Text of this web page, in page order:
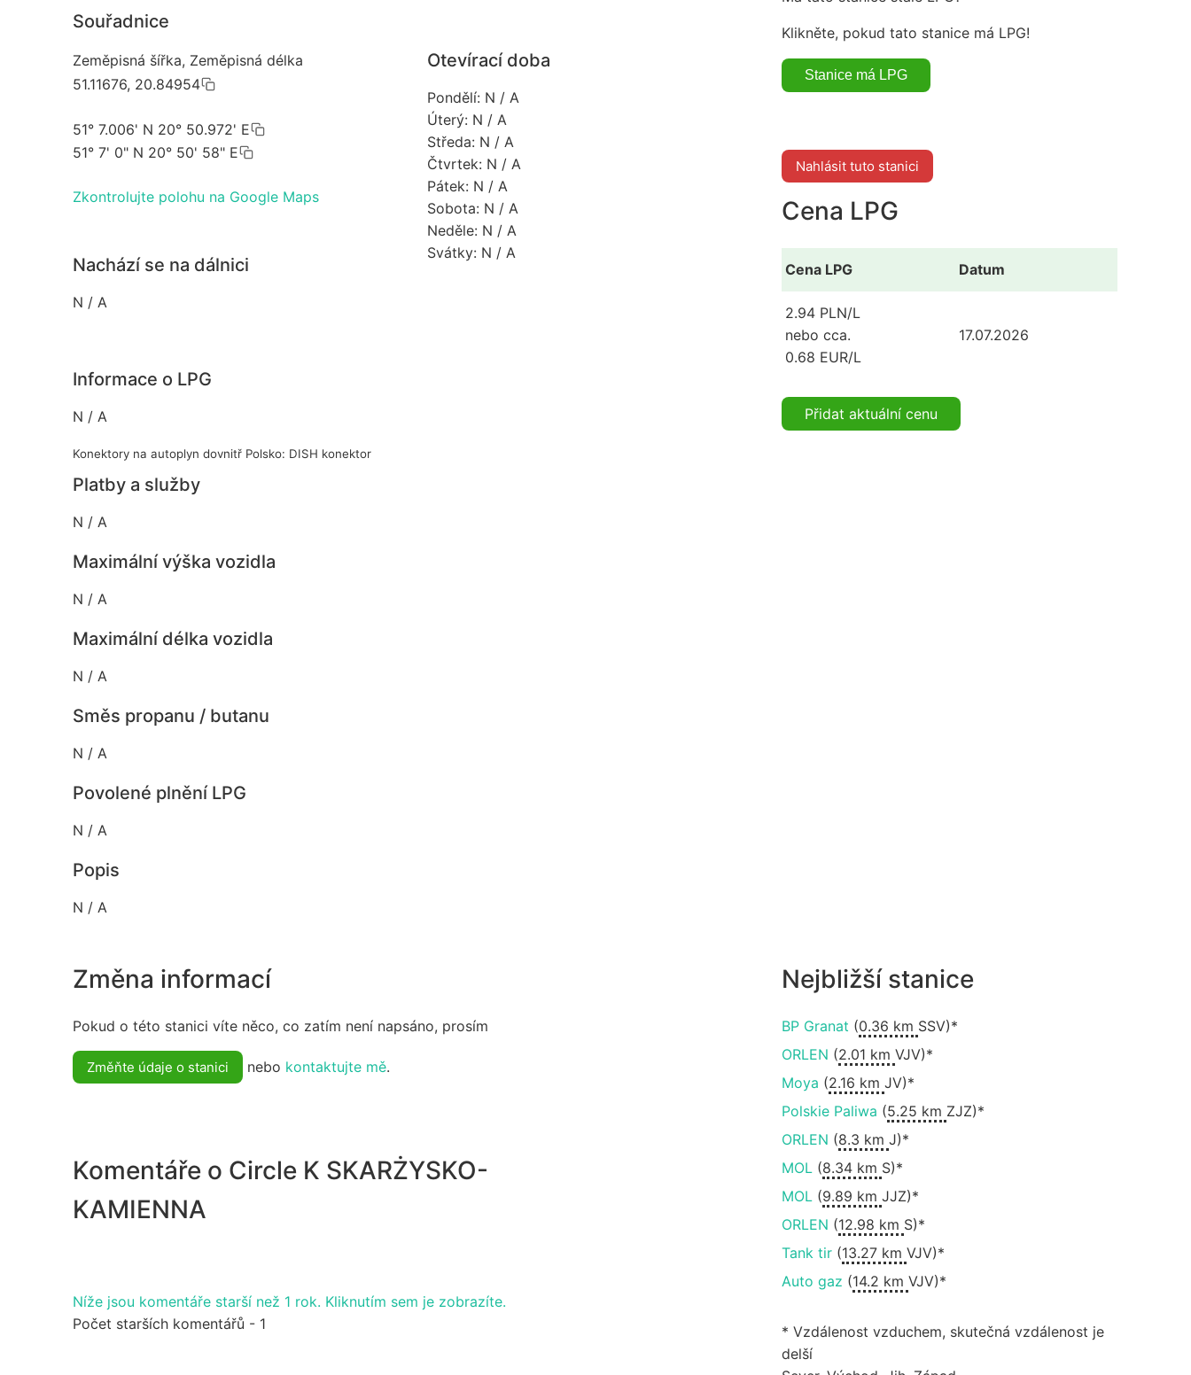
Souřadnice
Zeměpisná šířka, Zeměpisná délka
51.11676, 20.84954
51° 7.006' N 20° 50.972' E
51° 7' 0" N 20° 50' 58" E
Zkontrolujte polohu na Google Maps
Nachází se na dálnici
N / A
Otevírací doba
Pondělí: N / A
Úterý: N / A
Středa: N / A
Čtvrtek: N / A
Pátek: N / A
Sobota: N / A
Neděle: N / A
Svátky: N / A
Informace o LPG
N / A
Konektory na autoplyn dovnitř Polsko: DISH konektor
Platby a služby
N / A
Maximální výška vozidla
N / A
Maximální délka vozidla
N / A
Směs propanu / butanu
N / A
Povolené plnění LPG
N / A
Popis
N / A
Klikněte, pokud tato stanice má LPG!
Nahlásit tuto stanici
Cena LPG
Cena LPG Datum
2.94 PLN/L
nebo cca.
0.68 EUR/L
17.07.2026
Přidat aktuální cenu
Změna informací
Pokud o této stanici víte něco, co zatím není napsáno, prosím
Změňte údaje o stanici nebo kontaktujte mě.
Komentáře o Circle K SKARŻYSKO-
KAMIENNA
Níže jsou komentáře starší než 1 rok. Kliknutím sem je zobrazíte.
Počet starších komentářů - 1
Nejbližší stanice
BP Granat (0.36 km SSV)*
ORLEN (2.01 km VJV)*
Moya (2.16 km JV)*
Polskie Paliwa (5.25 km ZJZ)*
ORLEN (8.3 km J)*
MOL(8.34 km S)*
MOL(9.89 km JJZ)*
ORLEN (12.98 km S)*
Tank tir(13.27 km VJV)*
Auto gaz (14.2 km VJV)*
* Vzdálenost vzduchem, skutečná vzdálenost je
delší